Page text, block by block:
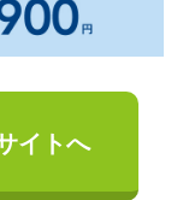
イトへ